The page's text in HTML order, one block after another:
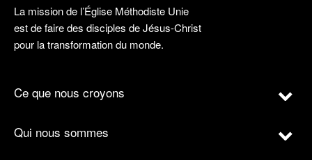
La mission de l’Église Méthodiste Unie
est de faire des disciples de Jésus-Christ
pour la transformation du monde.
Ce que nous croyons
Qui nous sommes